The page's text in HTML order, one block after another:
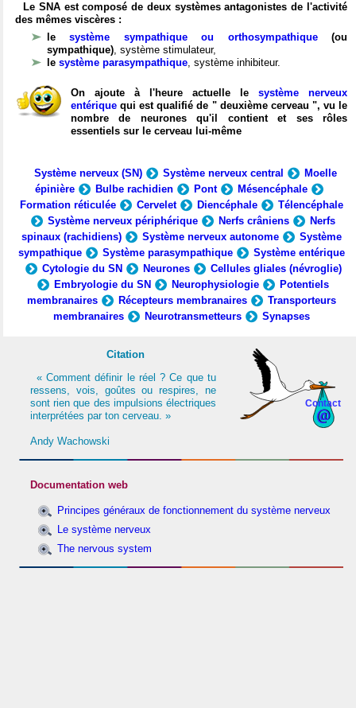
Le SNA est composé de deux systèmes antagonistes de l'activité
des mêmes viscères :
lesystème sympathique ou orthosympathique(ou
sympathique), système stimulateur,
le système parasympathique, système inhibiteur.
On ajoute à l'heure actuelle le système nerveux
entérique qui est qualifié de " deuxième cerveau ", vu le
nombre de neurones qu'il contient et ses rôles
essentiels sur le cerveau lui-même
Système nerveux (SN) Système nerveux central
Moelle
épinière
Bulbe rachidien Pont
Mésencéphale
Formation réticulée
Cervelet Diencéphale
Télencéphale
Système nerveux périphérique
Nerfs crâniens
Nerfs
spinaux (rachidiens)
Système nerveux autonome
Système
sympathique
Système parasympathique
Système entérique
Cytologie du SN
Neurones
Cellules gliales (névroglie)
Embryologie du SN
Neurophysiologie
Potentiels
membranaires
Récepteurs membranaires
Transporteurs
membranaires
Neurotransmetteurs Synapses
Contact
Citation
« Comment définir le réel ? Ce que tu
ressens, vois, goûtes ou respires, ne
sont rien que des impulsions électriques
interprétées par ton cerveau. »
Andy Wachowski
Documentation web
Principes généraux de fonctionnement du système nerveux
Le système nerveux
The nervous system